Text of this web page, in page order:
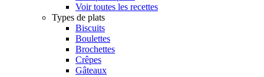
Voir toutes les recettes
Types de plats
Biscuits
Boulettes
Brochettes
Crêpes
Gâteaux